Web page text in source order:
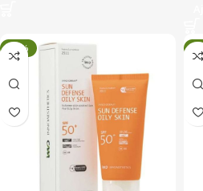
-34% -